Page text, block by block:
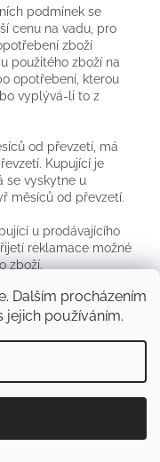
Dalším procházením
používáním.
podmínek se
cenu na vadu, pro
zboží
použitého zboží na
opotřebení, kterou
vyplývá-li to z
od převzetí, má
Kupující je
se vyskytne u
měsíců od převzetí.
u prodávajícího
reklamace možné
zboží.
pokud kupující
vadu, anebo pokud
součásti má
pokud nemůže věc
po opravě nebo
má kupující i právo